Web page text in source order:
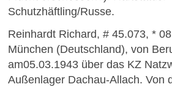
Schutzhäftling/Russe.
Reinhardt Richard, # 45.073, *
München (Deutschland), von
am05.03.1943 über das KZ
Außenlager Dachau-Allach. Von